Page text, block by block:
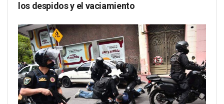
los despidos y el vaciamiento